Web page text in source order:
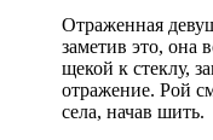
Отраженная
заметив это, она
щекой к стеклу,
отражение. Рой
села, начав шить.